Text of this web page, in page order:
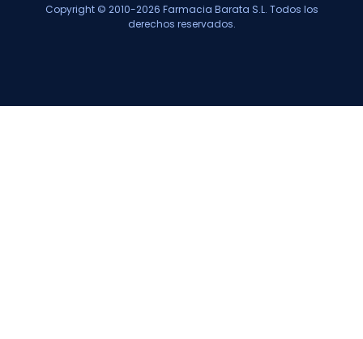
Copyright © 2010-2026 Farmacia Barata S.L. Todos los
derechos reservados.